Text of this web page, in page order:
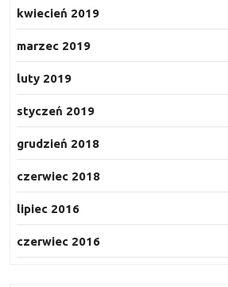
kwiecień 2019
marzec 2019
luty 2019
styczeń 2019
grudzień 2018
czerwiec 2018
lipiec 2016
czerwiec 2016